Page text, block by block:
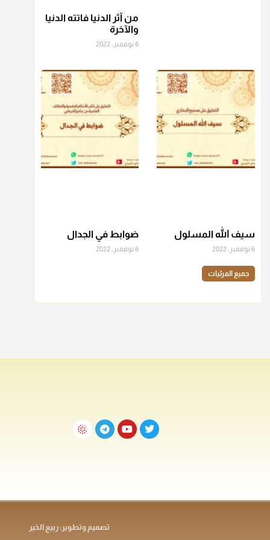
عامة الصحابة والفقهاء يفضلون إخراج صاع من البر أو التمر في
زكاة الفطر، ومنهم من جوّز العدول إلى الرز، ومنهم جوز إخراج
قيمة الصاع..فمن شق عليه إخراج الطعام هذه الأيام وأراد إخراج
القيمة فلا بأس ولا ينكر عليه
صراعهم مع متطلبات الحياة كبير
منذ 3 شهر
من آثر الدنيا فاتته الدنيا
والآخرة
6 نوفمبر، 2022
سيف الله المسلول
6 نوفمبر، 2022
ضوابط في الجدال
6 نوفمبر، 2022
جميع المرئيات
تصميم وتطوير: ربيع الخير